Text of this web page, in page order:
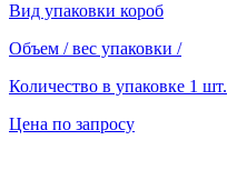
Вид упаковки короб
Объем / вес упаковки /
Количество в упаковке 1 шт.
Цена по запросу